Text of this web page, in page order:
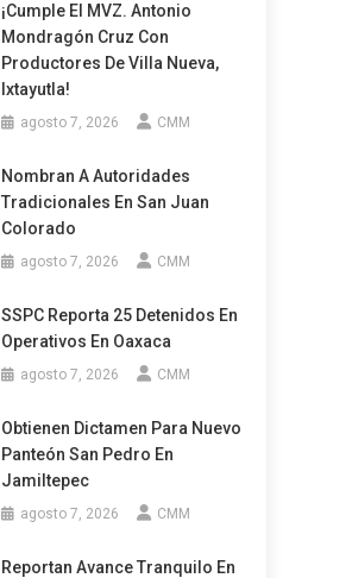
¡Cumple El MVZ. Antonio
Mondragón Cruz Con
Productores De Villa Nueva,
Ixtayutla!
agosto 7, 2026 CMM
Nombran A Autoridades
Tradicionales En San Juan
Colorado
agosto 7, 2026 CMM
SSPC Reporta 25 Detenidos En
Operativos En Oaxaca
agosto 7, 2026 CMM
Obtienen Dictamen Para Nuevo
Panteón San Pedro En
Jamiltepec
agosto 7, 2026 CMM
Reportan Avance Tranquilo En